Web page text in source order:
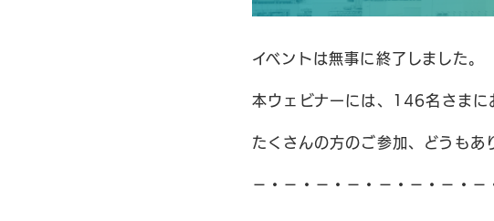
イベントは無事に終了しました。
本ウェビナーには、146名さまに
たくさんの方のご参加、どうもあ
−・−・−・−・−・−・−・−